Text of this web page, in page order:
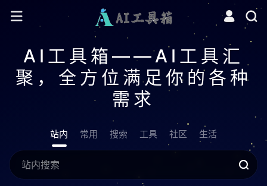
AI工具箱——AI工具汇
聚，全方位满足你的各种
需求
站内 常用 搜索 工具 社区 生活